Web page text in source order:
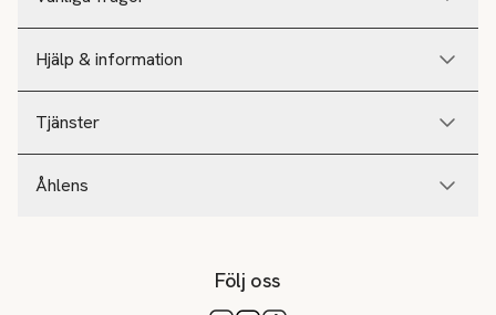
Hjälp & information
Tjänster
Åhlens
Följ oss